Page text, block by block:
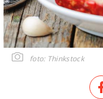
foto: Thinkstock